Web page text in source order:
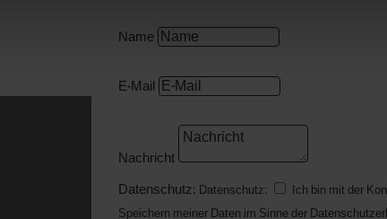
Name
E-Mail
Nachricht
Datenschutz: Datenschutz:
Ich bin mit der
Speichern meiner Daten im Sinne der